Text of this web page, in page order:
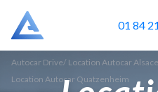
01 84
Autocar Drive/ Location Autocar Alsace
Location Autocar Quatzenheim